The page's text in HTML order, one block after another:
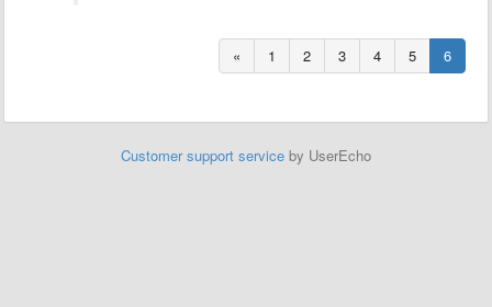
« 1 2 3 4 5 6
Customer support service by UserEcho